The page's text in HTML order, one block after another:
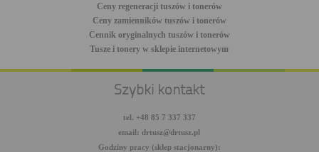
Ceny regeneracji tuszów i tonerów
Ceny zamienników tuszów i tonerów
Cennik oryginalnych tuszów i tonerów
Tusze i tonery w sklepie internetowym
Szybki kontakt
tel. +48 85 7 337 337
email: drtusz@drtusz.pl
Godziny pracy (sklep stacjonarny):